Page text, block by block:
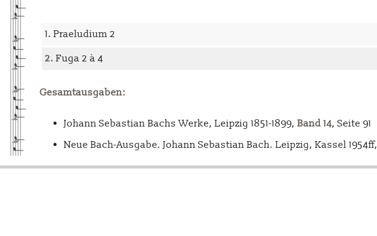
1. Praeludium 2
2. Fuga 2 à 4
Gesamtausgaben:
Johann Sebastian Bachs Werke, Leipzig 1851-1899, Band 14, Seite 91
Neue Bach-Ausgabe. Johann Sebastian Bach. Leipzig, Kassel 1954ff,